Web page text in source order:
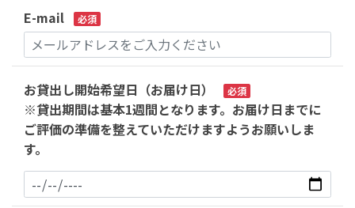
E-mail 必須
お貸出し開始希望日（お届け日） 必須
※貸出期間は基本1週間となります。お届け日までに
ご評価の準備を整えていただけますようお願いしま
す。